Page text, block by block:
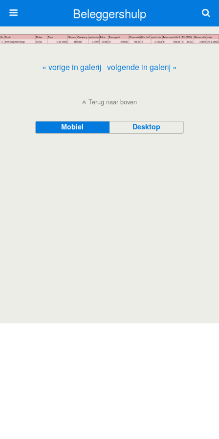
Beleggershulp
« vorige in galerij volgende in galerij »
Terug naar boven
Mobiel Desktop